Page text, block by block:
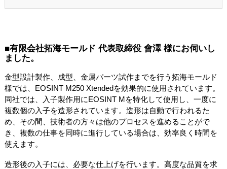
■有限会社拓海モールド 代表取締役 會澤 様にお伺いし
ました。
金型設計製作、成型、金属パーツ試作までを行う拓海モールド
様では、EOSINT M250 Xtendedを効果的に使用されています。
同社では、入子製作用にEOSINT Mを特化して使用し、一度に
複数個の入子を造形されています。造形は自動で行われるた
め、その間、技術者の方々は他のプロセスを進めることがで
き、複数の仕事を同時に進行している場合は、効率良く時間を
使えます。
造形後の入子には、必要な仕上げを行います。高度な品質を求